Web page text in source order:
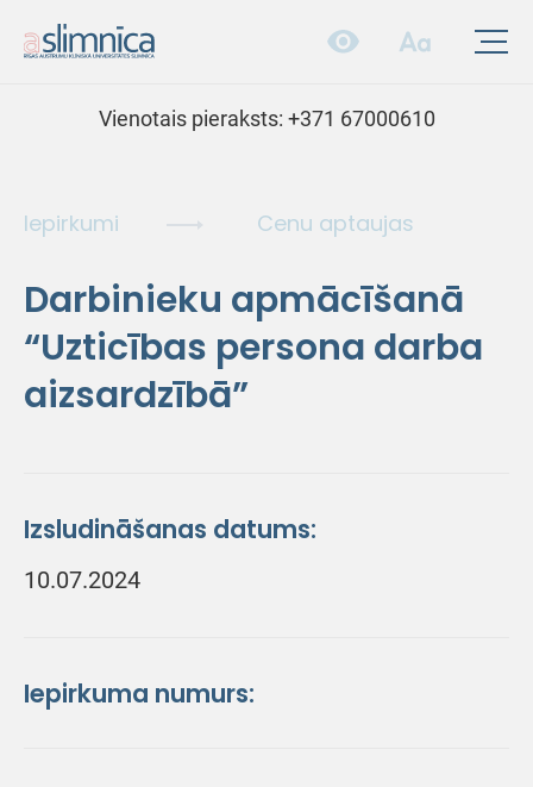
Vienotais pieraksts: +371 67000610
Iepirkumi Cenu aptaujas
Darbinieku apmācīšanā
“Uzticības persona darba
aizsardzībā”
Izsludināšanas datums:
10.07.2024
Iepirkuma numurs: